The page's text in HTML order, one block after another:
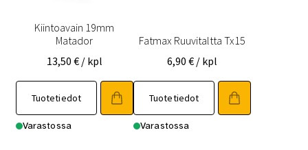
Kiintoavain 19mm
Matador
13,50 € / kpl
Tuotetiedot
Varastossa
Fatmax Ruuvitaltta Tx15
6,90€ / kpl
Tuotetiedot
Varastossa